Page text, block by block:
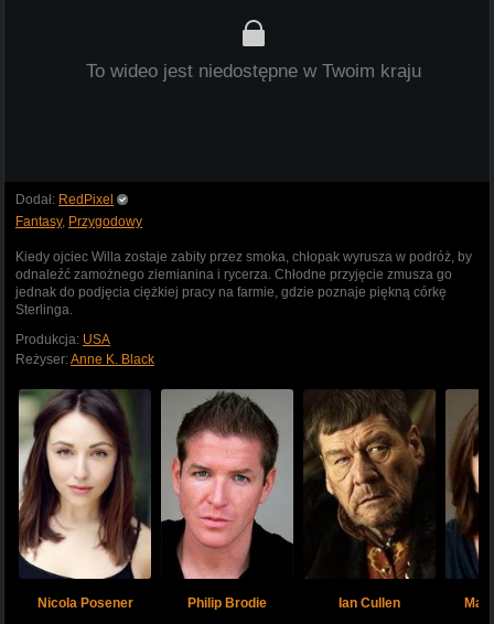
To wideo jest niedostępne w Twoim kraju
Dodał: RedPixel
Fantasy, Przygodowy
Kiedy ojciec Willa zostaje zabity przez smoka, chłopak wyrusza w podróż, by
odnaleźć zamożnego ziemianina i rycerza. Chłodne przyjęcie zmusza go
jednak do podjęcia ciężkiej pracy na farmie, gdzie poznaje piękną córkę
Sterlinga.
Produkcja: USA
Reżyser:Anne K. Black
Nicola Posener Philip Brodie Ian Cullen